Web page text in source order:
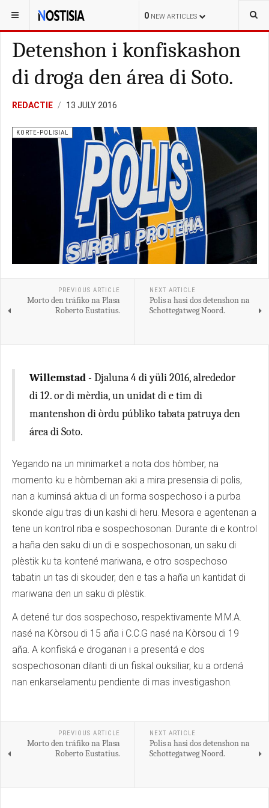
0 NEW ARTICLES
YOU ARE HERE: CURAÇAO POLITIEK
Detenshon i konfiskashon
di droga den área di Soto.
REDACTIE 13 JULY 2016
KORTE-POLISIAL
PREVIOUS ARTICLE
Morto den tráfiko na Plasa
Roberto Eustatius.
NEXT ARTICLE
Polis a hasi dos detenshon na
Schottegatweg Noord.
Willemstad - Djaluna 4 di yüli 2016, alrededor
di 12. or di mèrdia, un unidat di e tim di
mantenshon di òrdu públiko tabata patruya den
área di Soto.
Yegando na un minimarket a nota dos hòmber, na
momento ku e hòmbernan aki a mira presensia di polis,
nan a kuminsá aktua di un forma sospechoso i a purba
skonde algu tras di un kashi di heru. Mesora e agentenan a
tene un kontrol riba e sospechosonan. Durante di e kontrol
a haña den saku di un di e sospechosonan, un saku di
plèstik ku ta kontené mariwana, e otro sospechoso
tabatin un tas di skouder, den e tas a haña un kantidat di
mariwana den un saku di plèstik.
A detené tur dos sospechoso, respektivamente M.M.A.
nasé na Kòrsou di 15 aña i C.C.G nasé na Kòrsou di 19
aña. A konfiská e droganan i a presentá e dos
sospechosonan dilanti di un fiskal ouksiliar, ku a ordená
nan enkarselamentu pendiente di mas investigashon.
PREVIOUS ARTICLE
Morto den tráfiko na Plasa
Roberto Eustatius.
NEXT ARTICLE
Polis a hasi dos detenshon na
Schottegatweg Noord.